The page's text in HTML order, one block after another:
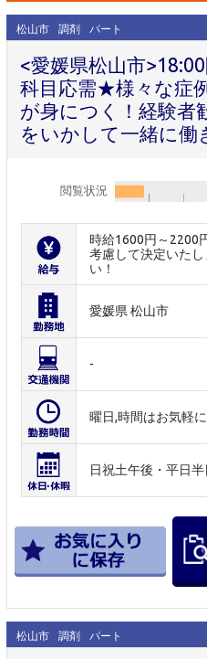
松山市 調剤 パート
<愛媛県松山市
科目応需★様々な症
が身につく！経験者
をいかして一緒に働
閲覧状況
時給1600円～2200
考慮して決定いた
い！
愛媛県 松山市
-
曜日,時間はお気軽
日祝土午後・平日
松山市 調剤 パート